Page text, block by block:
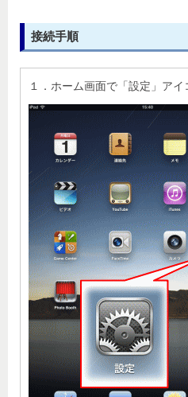
接続手順
１．ホーム画面で「設定」アイ